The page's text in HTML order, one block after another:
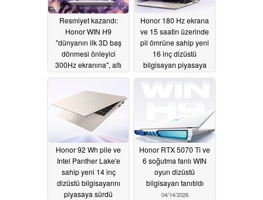
Resmiyet kazandı:
Honor WIN H9
"dünyanın ilk 3D baş
dönmesi önleyici
300Hz ekranına", altı
sahip
Honor 180 Hz ekrana
ve 15 saatin üzerinde
pil ömrüne sahip yeni
16 inç dizüstü
bilgisayarı piyasaya
sürdü04/16/2026
Honor 92 Wh pile ve
Intel Panther Lake'e
sahip yeni 14 inç
dizüstü bilgisayarını
piyasaya sürdü
Honor RTX 5070 Ti ve
6 soğutma fanlı WIN
oyun dizüstü
bilgisayarı tanıtıldı
04/14/2026